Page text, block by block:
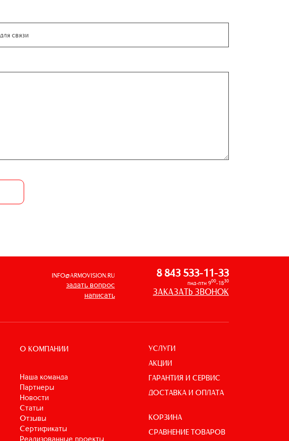
INFO@ARMOVISION.RU
задать вопрос
написать
8 843 533-11-33
пнд-птн 900-1830
ЗАКАЗАТЬ ЗВОНОК
О КОМПАНИИ
Наша команда
Партнеры
Новости
Статьи
Отзывы
Сертификаты
Реализованные проекты
УСЛУГИ
АКЦИИ
ГАРАНТИЯ И СЕРВИС
ДОСТАВКА И ОПЛАТА
КОРЗИНА
СРАВНЕНИЕ ТОВАРОВ